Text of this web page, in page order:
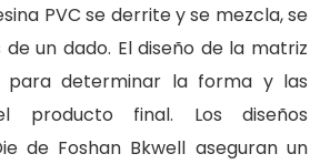
PVC se derrite y se mezcla, se
un dado. El diseño de la matriz
para determinar la forma y las
producto final. Los diseños
de Foshan Bkwell aseguran un